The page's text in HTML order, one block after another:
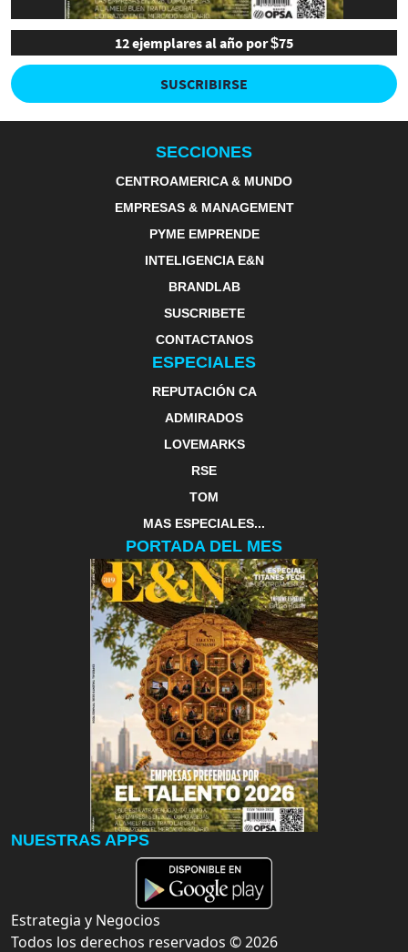
12 ejemplares al año por $75
SUSCRIBIRSE
SECCIONES
CENTROAMERICA & MUNDO
EMPRESAS & MANAGEMENT
PYME EMPRENDE
INTELIGENCIA E&N
BRANDLAB
SUSCRIBETE
CONTACTANOS
ESPECIALES
REPUTACIÓN CA
ADMIRADOS
LOVEMARKS
RSE
TOM
MAS ESPECIALES...
PORTADA DEL MES
NUESTRAS APPS
Estrategia y Negocios
Todos los derechos reservados ©2026